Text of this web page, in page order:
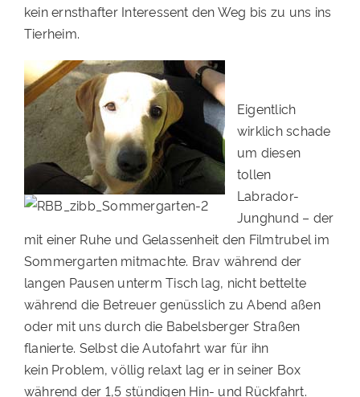
kein ernsthafter Interessent den Weg bis zu uns ins
Tierheim.
Eigentlich
wirklich schade
um diesen
tollen
Labrador-
Junghund – der
mit einer Ruhe und Gelassenheit den Filmtrubel im
Sommergarten mitmachte. Brav während der
langen Pausen unterm Tisch lag, nicht bettelte
während die Betreuer genüsslich zu Abend aßen
oder mit uns durch die Babelsberger Straßen
flanierte. Selbst die Autofahrt war für ihn
kein Problem, völlig relaxt lag er in seiner Box
während der 1,5 stündigen Hin- und Rückfahrt.